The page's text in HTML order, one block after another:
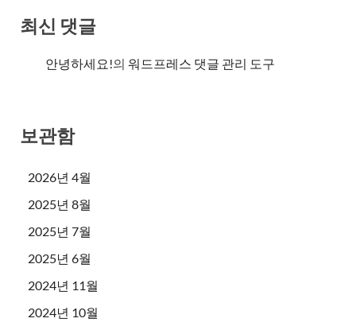
최신 댓글
안녕하세요!의 워드프레스 댓글 관리 도구
보관함
2026년 4월
2025년 8월
2025년 7월
2025년 6월
2024년 11월
2024년 10월